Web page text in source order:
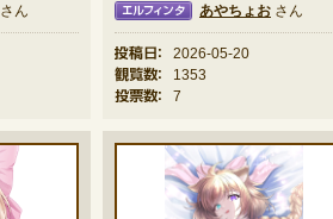
さんエルフィンタ あやちょお さん
投稿日：
2026-05-20
観覧数：
1353
投票数：
7